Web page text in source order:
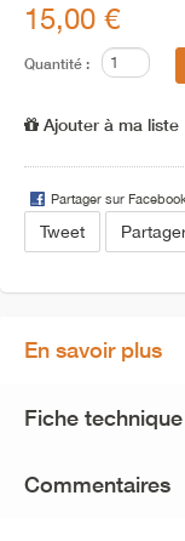
15,00 €
Quantité :
Ajouter à ma liste
Partager sur
Tweet
En savoir plus
Fiche technique
Commentaires